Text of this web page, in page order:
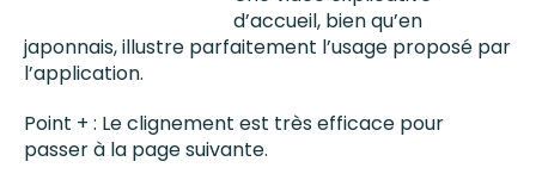
d’accueil, bien qu’en
japonnais, illustre parfaitement l’usage proposé par
l’application.
Point + : Le clignement est très efficace pour
passer à la page suivante.